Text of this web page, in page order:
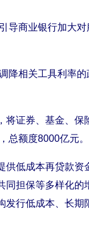
商业银行加大对
相关工具利率的
证券、基金、保
总额度8000亿元。
低成本再贷款资
同担保等多样化的
行低成本、长期